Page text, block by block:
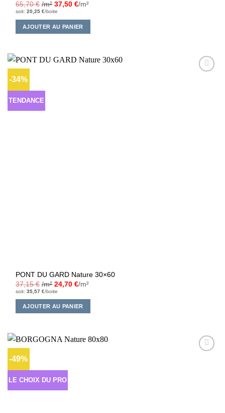
65,70€ /m² 37,50€/m²
soit:20,25€/boite
AJOUTER AU PANIER
-34%
TENDANCE
PONT DU GARD Nature 30×60
37,15€ /m² 24,70€/m²
soit:35,57€/boite
AJOUTER AU PANIER
-49%
LE CHOIX DU PRO